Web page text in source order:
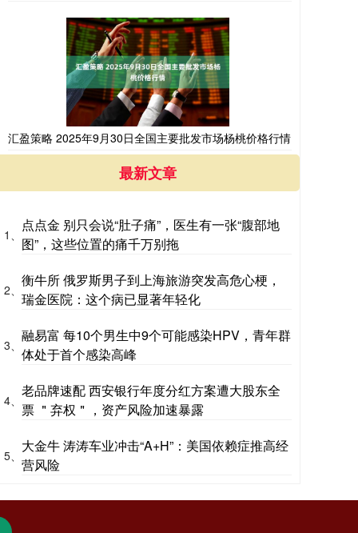
汇盈策略 2025年9月30日全国主要批发市场杨桃价格行情
最新文章
1、
点点金 别只会说“肚子痛”，医生有一张“腹部地
图”，这些位置的痛千万别拖
2、
衡牛所 俄罗斯男子到上海旅游突发高危心梗，
瑞金医院：这个病已显著年轻化
3、
融易富 每10个男生中9个可能感染HPV，青年群
体处于首个感染高峰
4、
老品牌速配 西安银行年度分红方案遭大股东全
票 ＂弃权＂，资产风险加速暴露
5、
大金牛 涛涛车业冲击“A+H”：美国依赖症推高经
营风险